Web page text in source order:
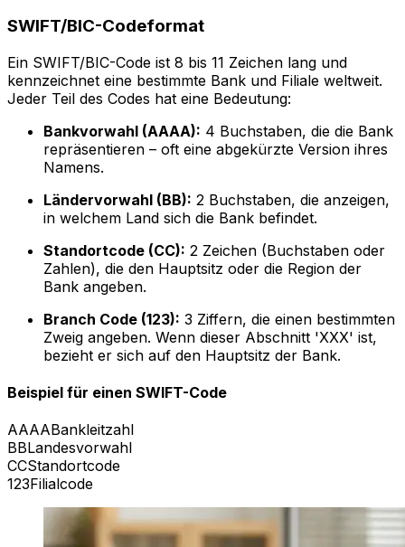
SWIFT/BIC-Codeformat
Ein SWIFT/BIC-Code ist 8 bis 11 Zeichen lang und
kennzeichnet eine bestimmte Bank und Filiale weltweit.
Jeder Teil des Codes hat eine Bedeutung:
Bankvorwahl (AAAA): 4 Buchstaben, die die Bank
repräsentieren – oft eine abgekürzte Version ihres
Namens.
Ländervorwahl (BB): 2 Buchstaben, die anzeigen,
in welchem Land sich die Bank befindet.
Standortcode (CC): 2 Zeichen (Buchstaben oder
Zahlen), die den Hauptsitz oder die Region der
Bank angeben.
Branch Code (123): 3 Ziffern, die einen bestimmten
Zweig angeben. Wenn dieser Abschnitt 'XXX' ist,
bezieht er sich auf den Hauptsitz der Bank.
Beispiel für einen SWIFT-Code
AAAABankleitzahl
BBLandesvorwahl
CCStandortcode
123Filialcode